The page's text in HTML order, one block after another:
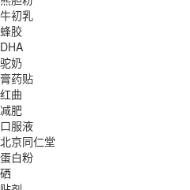
牛初乳
蜂胶
DHA
驼奶
膏药贴
红曲
减肥
口服液
北京同仁堂
蛋白粉
硒